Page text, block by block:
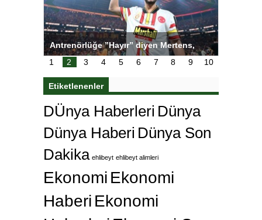
Antrenörlüğe ”Hayır” diyen Mertens,
Galatasaray’dan bakın ne istedi
1
2 3 4 5 6 7 8 9 10
Etiketlenenler
DÜnya Haberleri Dünya
Dünya Haberi Dünya Son
Dakika ehlibeyt ehlibeyt alimleri
Ekonomi Ekonomi
Haberi Ekonomi